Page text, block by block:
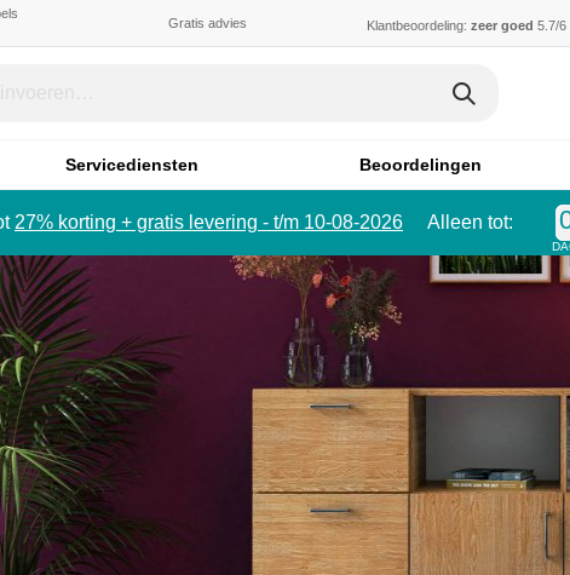
Gratis advies Klantbeoordeling: zeer goed 5.7/6
Servicediensten Beoordelingen
27% korting + gratis levering - t/m 10-08-2026 Alleen tot: